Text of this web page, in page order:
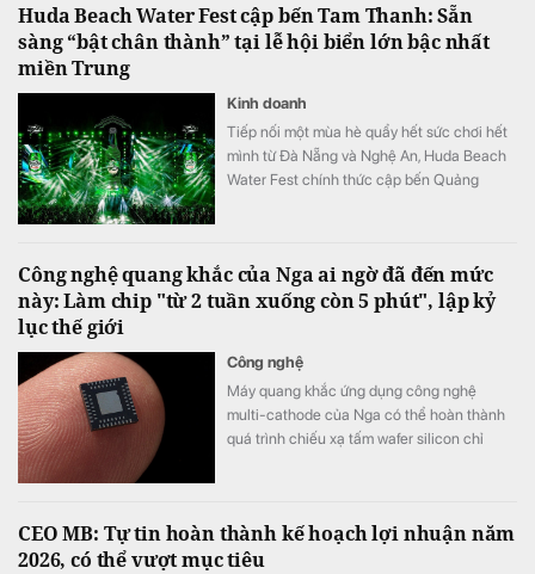
vùng.
Huda Beach Water Fest cập bến Tam Thanh: Sẵn
sàng “bật chân thành” tại lễ hội biển lớn bậc nhất
miền Trung
Kinh doanh
Tiếp nối một mùa hè quẩy hết sức chơi hết
mình từ Đà Nẵng và Nghệ An, Huda Beach
Water Fest chính thức cập bến Quảng
Công nghệ quang khắc của Nga ai ngờ đã đến mức
này: Làm chip "từ 2 tuần xuống còn 5 phút", lập kỷ
lục thế giới
Công nghệ
Máy quang khắc ứng dụng công nghệ
multi-cathode của Nga có thể hoàn thành
quá trình chiếu xạ tấm wafer silicon chỉ
CEO MB: Tự tin hoàn thành kế hoạch lợi nhuận năm
2026, có thể vượt mục tiêu